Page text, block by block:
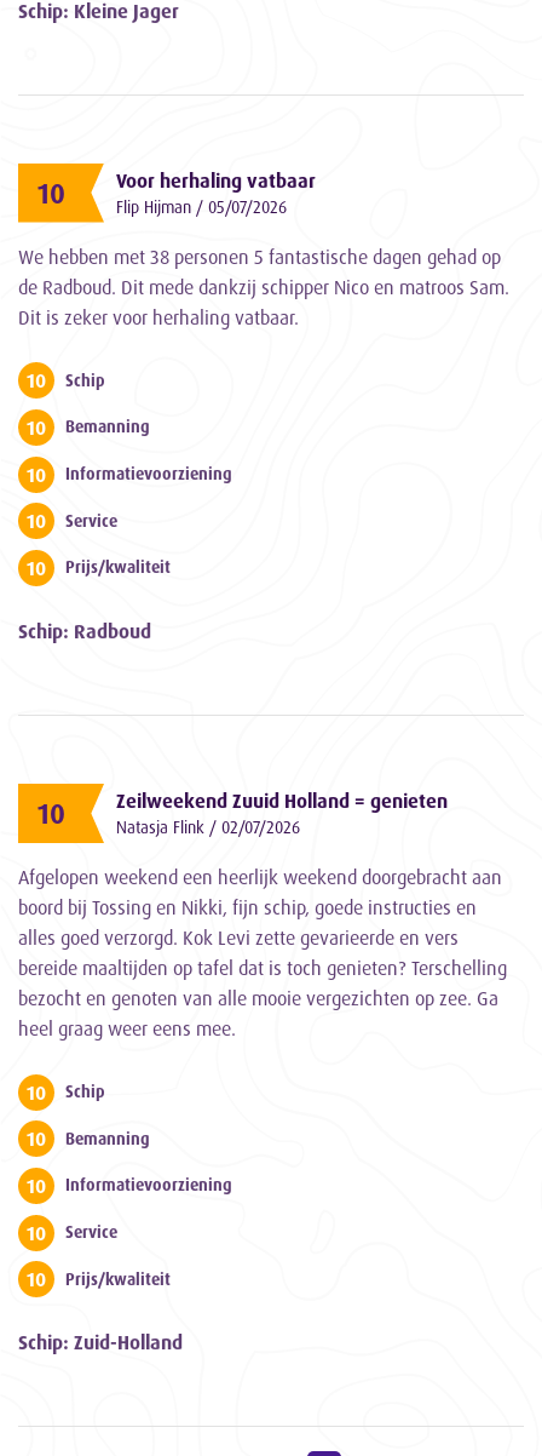
Schip: Kleine Jager
10 Voor herhaling vatbaar
Flip Hijman / 05/07/2026
We hebben met 38 personen 5 fantastische dagen gehad op
de Radboud. Dit mede dankzij schipper Nico en matroos Sam.
Dit is zeker voor herhaling vatbaar.
10 Schip
10 Bemanning
10 Informatievoorziening
10 Service
10 Prijs/kwaliteit
Schip: Radboud
10 Zeilweekend Zuuid Holland = genieten
Natasja Flink / 02/07/2026
Afgelopen weekend een heerlijk weekend doorgebracht aan
boord bij Tossing en Nikki, fijn schip, goede instructies en
alles goed verzorgd. Kok Levi zette gevarieerde en vers
bereide maaltijden op tafel dat is toch genieten? Terschelling
bezocht en genoten van alle mooie vergezichten op zee. Ga
heel graag weer eens mee.
10 Schip
10 Bemanning
10 Informatievoorziening
10 Service
10 Prijs/kwaliteit
Schip: Zuid-Holland